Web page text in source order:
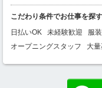
こだわり条件でお仕事を探す
日払いOK
未経験歓迎 服
オープニングスタッフ
大